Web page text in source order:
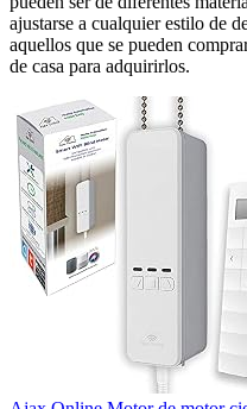
ajustarse a cualquier estilo de
aquellos que se pueden
de casa para adquirirlos.